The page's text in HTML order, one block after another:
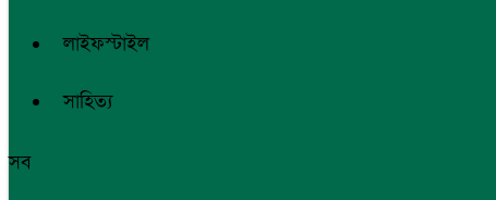
লাইফস্টাইল
সাহিত্য
সব